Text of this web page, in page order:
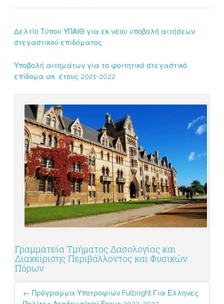
Δελτίο Τύπου ΥΠΑΙΘ για εκ νέου υποβολή αιτήσεων
στεγαστικού επιδόματος
Υποβολή αιτημάτων για το φοιτητικό στεγαστικό
επίδομα ακ. έτους 2021-2022
Γραμματεία Τμήματος Δασολογίας και
Διαχείρισης Περιβάλλοντος και Φυσικών
Πόρων
Post
← Πρόγραμμα Υποτροφιών Fulbright Για Έλληνες